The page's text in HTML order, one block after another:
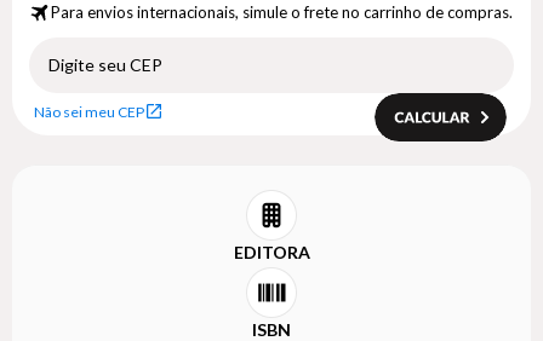
Para envios internacionais, simule o frete no carrinho de compras.
Não sei meu CEP
EDITORA
ISBN